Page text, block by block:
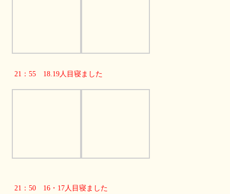
21：55 18.19人目寝ました
21：50 16・17人目寝ました